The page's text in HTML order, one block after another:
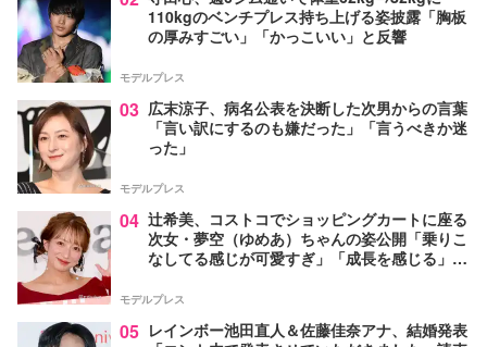
110kgのベンチプレス持ち上げる姿披露「胸板
の厚みすごい」「かっこいい」と反響
モデルプレス
03 広末涼子、病名公表を決断した次男からの言葉
「言い訳にするのも嫌だった」「言うべきか迷
った」
モデルプレス
04 辻希美、コストコでショッピングカートに座る
次女・夢空（ゆめあ）ちゃんの姿公開「乗りこ
なしてる感じが可愛すぎ」「成長を感じる」の
モデルプレス
05 レインボー池田直人＆佐藤佳奈アナ、結婚発表